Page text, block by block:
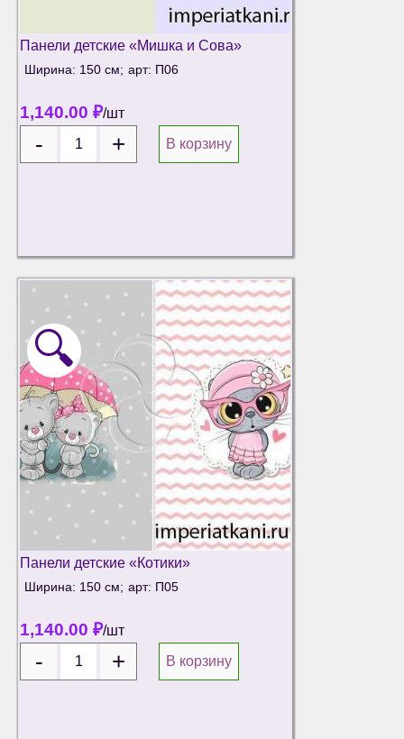
Панели детские «Мишка и Сова»
Ширина: 150 см; арт: П06
1,140.00 ₽/шт
В корзину
🔍
Панели детские «Котики»
Ширина: 150 см; арт: П05
1,140.00 ₽/шт
В корзину